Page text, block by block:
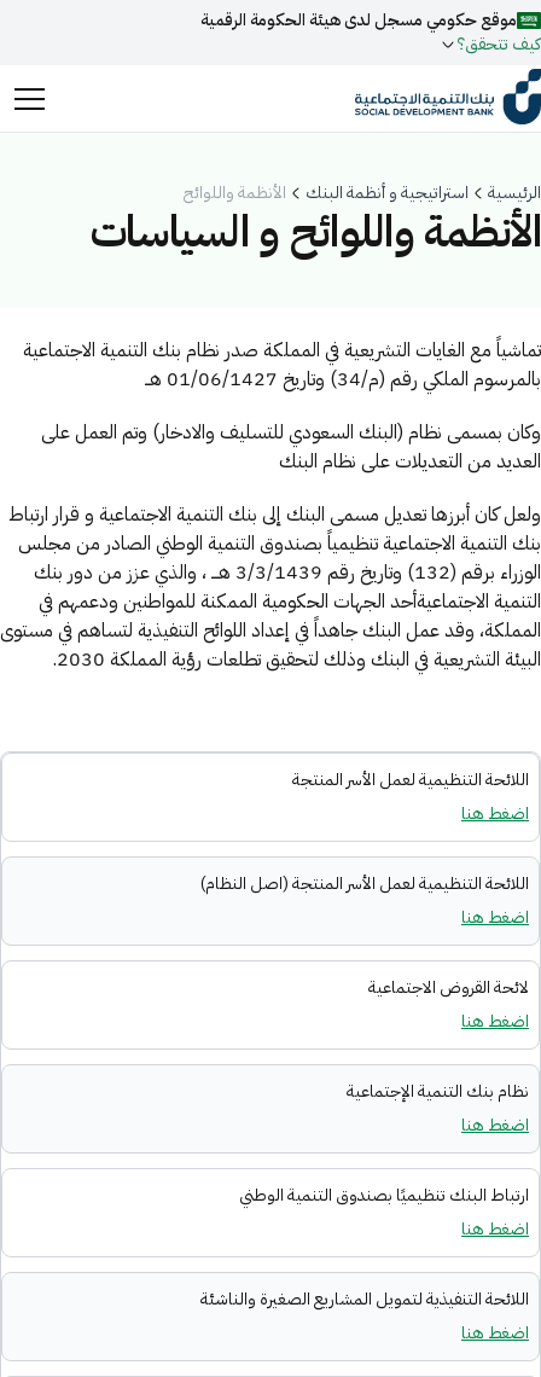
موقع حكومي مسجل لدى هيئة الحكومة الرقمية
كيف تتحقق؟
روابط المواقع الالكترونية الرسمية السعودية تنتهي بـ
جميع روابط المواقع الرسمية التابعة للجهات الحكومية في المملكة
العربية السعودية تنتهي بـ .gov.sa
المواقع الالكترونية الآمنة في المملكة العربية السعودية تستخدم
بروتوكول HTTPS للتشفير.
مسجل لدى هيئة الحكومة الرقمية برقم:
20241028850
اقتراحات
تمويل أخبار فعاليات
الرئيسية استراتيجية و أنظمة البنك الأنظمة واللوائح
الأنظمة واللوائح و السياسات
تماشياً مع الغايات التشريعية في المملكة صدر نظام بنك التنمية الاجتماعية
بالمرسوم الملكي رقم (م/34) وتاريخ 01/06/1427 هــ
وكان بمسمى نظام (البنك السعودي للتسليف والادخار) وتم العمل على
العديد من التعديلات على نظام البنك
ولعل كان أبرزها تعديل مسمى البنك إلى بنك التنمية الاجتماعية و قرار ارتباط
بنك التنمية الاجتماعية تنظيمياً بصندوق التنمية الوطني الصادر من مجلس
الوزراء برقم (132) وتاريخ رقم 3/3/1439 هـــ ، والذي عزز من دور بنك
التنمية الاجتماعيةأحد الجهات الحكومية الممكنة للمواطنين ودعمهم في
المملكة، وقد عمل البنك جاهداً في إعداد اللوائح التنفيذية لتساهم في مستوى
البيئة التشريعية في البنك وذلك لتحقيق تطلعات رؤية المملكة 2030.
اللائحة التنظيمية لعمل الأسر المنتجة
اضغط هنا
اللائحة التنظيمية لعمل الأسر المنتجة (اصل النظام)
اضغط هنا
لائحة القروض الاجتماعية
اضغط هنا
نظام بنك التنمية الإجتماعية
اضغط هنا
ارتباط البنك تنظيميًا بصندوق التنمية الوطني
اضغط هنا
اللائحة التنفيذية لتمويل المشاريع الصغيرة والناشئة
اضغط هنا